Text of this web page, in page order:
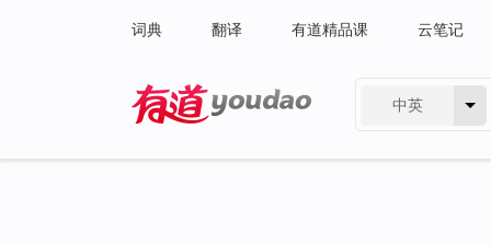
词典 翻译 有道精品课 云笔记
中英